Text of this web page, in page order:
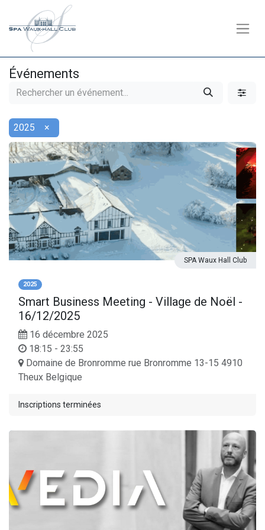
Événements
2025 ×
2025
Smart Business Meeting - Village de Noël -
16/12/2025
16 décembre 2025
18:15 - 23:55
Domaine de Bronromme rue Bronromme 13-15 4910
Theux Belgique
SPA Waux Hall Club
Inscriptions terminées